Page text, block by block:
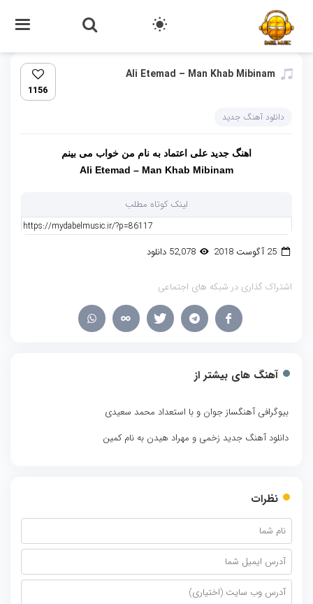
Ali Etemad – Man Khab Mibinam
1156
دانلود آهنگ جدید
اهنگ جدید علی اعتماد به نام من خواب می بینم
Ali Etemad – Man Khab Mibinam
لینک کوتاه مطلب
25 آگوست 2018 52,078 دانلود
اشتراک گذاری در شبکه های اجتماعی
آهنگ های بیشتر از
بیوگرافی آهنگساز جوان و با استعداد محمد سعیدی
دانلود آهنگ جدید زخمی و مهراد هیدن به نام کمین
نظرات